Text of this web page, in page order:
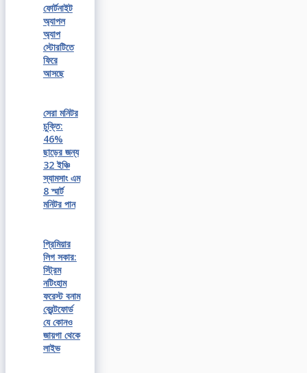
ফোর্টনাইট
অ্যাপল
অ্যাপ
স্টোরটিতে
ফিরে
আসছে
সেরা মনিটর
চুক্তি:
46%
ছাড়ের জন্য
32 ইঞ্চি
স্যামসাং এম
8 স্মার্ট
মনিটর পান
প্রিমিয়ার
লিগ সকার:
স্ট্রিম
নটিংহাম
ফরেস্ট বনাম
ব্রেন্টফোর্ড
যে কোনও
জায়গা থেকে
লাইভ